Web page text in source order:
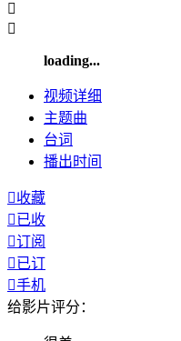


loading...
视频详细
主题曲
台词
播出时间
收藏
已收
订阅
已订
手机
给影片评分：